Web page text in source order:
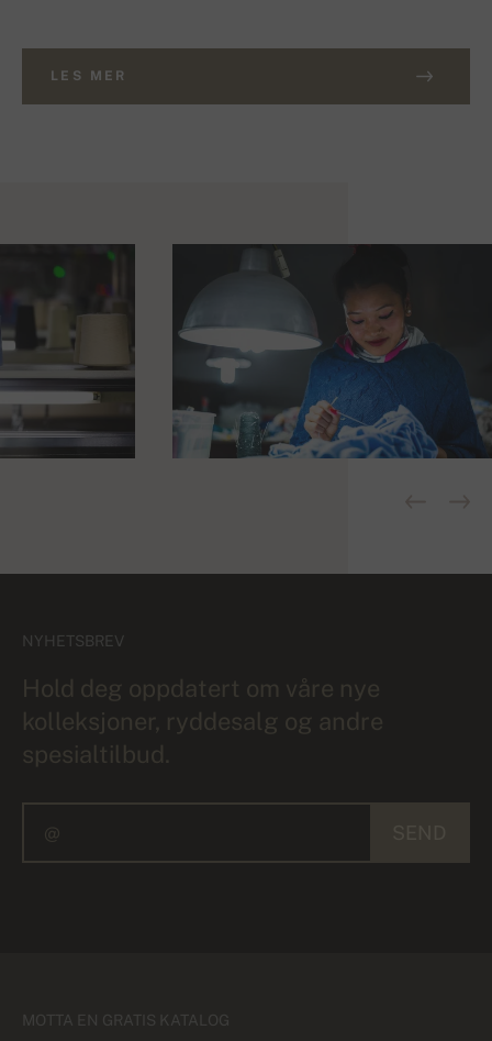
LES MER
NYHETSBREV
Hold deg oppdatert om våre nye
kolleksjoner, ryddesalg og andre
spesialtilbud.
MOTTA EN GRATIS KATALOG